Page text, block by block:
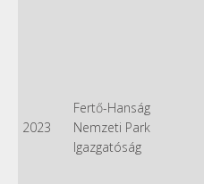
2023
Fertő-Hanság
Nemzeti Park
Igazgatóság